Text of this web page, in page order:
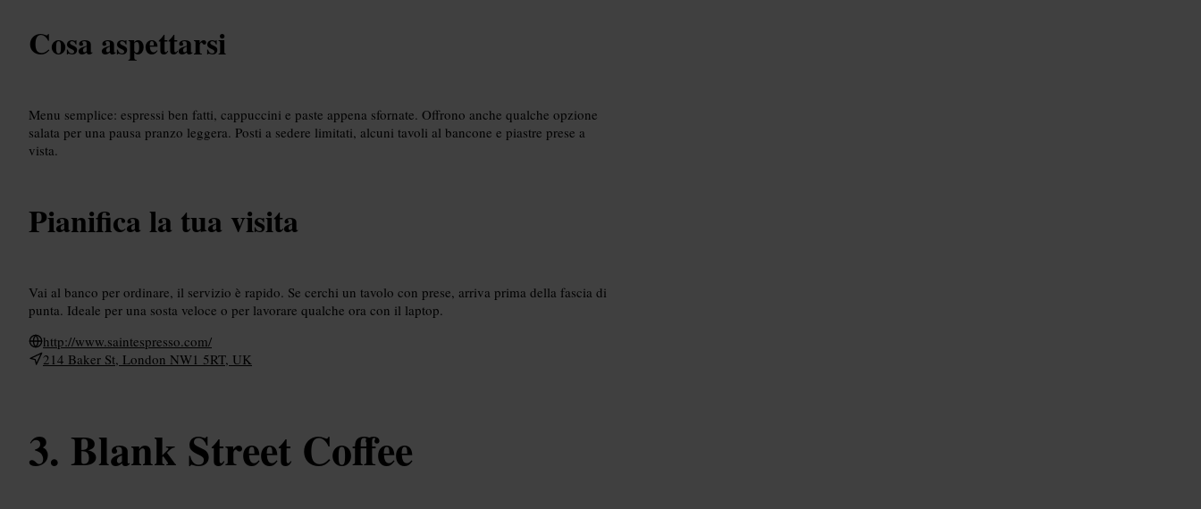
Cosa aspettarsi
Menu semplice: espressi ben fatti, cappuccini e paste appena sfornate. Offrono anche qualche opzione
salata per una pausa pranzo leggera. Posti a sedere limitati, alcuni tavoli al bancone e piastre prese a
vista.
Pianifica la tua visita
Vai al banco per ordinare, il servizio è rapido. Se cerchi un tavolo con prese, arriva prima della fascia di
punta. Ideale per una sosta veloce o per lavorare qualche ora con il laptop.
http://www.saintespresso.com/
214 Baker St, London NW1 5RT, UK
Blank Street Coffee